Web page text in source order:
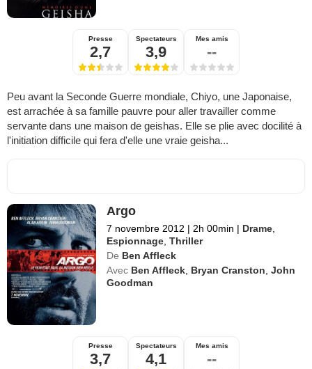
Presse
2,7
Spectateurs
3,9
Mes amis
--
Peu avant la Seconde Guerre mondiale, Chiyo, une Japonaise,
est arrachée à sa famille pauvre pour aller travailler comme
servante dans une maison de geishas. Elle se plie avec docilité à
l'initiation difficile qui fera d'elle une vraie geisha...
Argo
7 novembre 2012 | 2h 00min | Drame
Espionnage ,Thriller
De Ben Affleck
Avec Ben Affleck Bryan Cranston ,John
Goodman
Presse
3,7
Spectateurs
4,1
Mes amis
--